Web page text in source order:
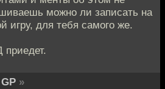
можно ли записать на
игру, для тебя самого же.
приедет.
»